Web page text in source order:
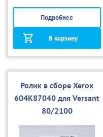
Подробнее
В корзину
Ролик в сборе Xerox
604K87040 для Versant
80/2100